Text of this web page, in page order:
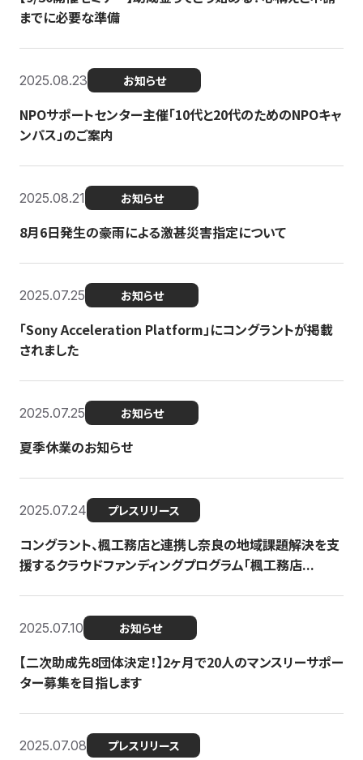
までに必要な準備
2025.08.23 お知らせ
NPOサポートセンター主催「10代と20代のためのNPOキャ
ンパス」のご案内
2025.08.21 お知らせ
8月6日発生の豪雨による激甚災害指定について
2025.07.25 お知らせ
「Sony Acceleration Platform」にコングラントが掲載
されました
2025.07.25 お知らせ
夏季休業のお知らせ
2025.07.24 プレスリリース
コングラント、楓工務店と連携し奈良の地域課題解決を支
援するクラウドファンディングプログラム「楓工務店...
2025.07.10 お知らせ
【二次助成先8団体決定！】2ヶ月で20人のマンスリーサポー
ター募集を目指します
2025.07.08 プレスリリース